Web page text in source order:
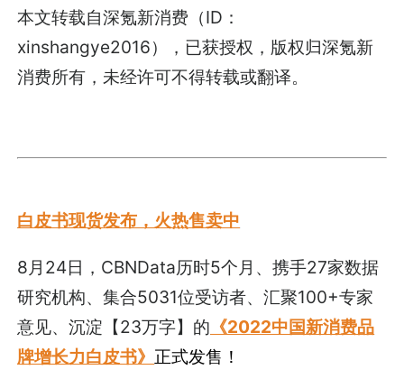
本文转载自深氪新消费（ID：
xinshangye2016），已获授权，版权归深氪新
消费所有，未经许可不得转载或翻译。
白皮书现货发布，火热售卖中
8月24日，CBNData历时5个月、携手27家数据
研究机构、集合5031位受访者、汇聚100+专家
意见、沉淀【23万字】的 《2022中国新消费品
牌增长力白皮书》 正式发售！